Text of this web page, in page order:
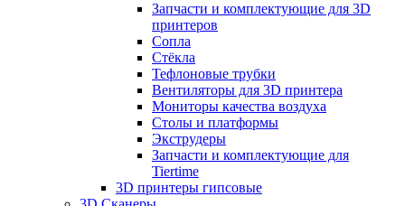
Запчасти и комплектующие для 3D
принтеров
Сопла
Cтёкла
Тефлоновые трубки
Вентиляторы для 3D принтера
Мониторы качества воздуха
Столы и платформы
Экструдеры
Запчасти и комплектующие для
Tiertime
3D принтеры гипсовые